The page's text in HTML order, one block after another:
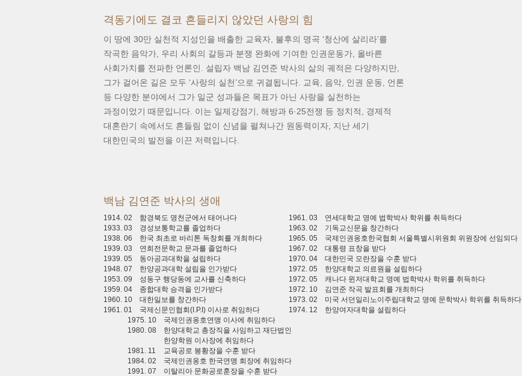
격동기에도 결코 흔들리지 않았던 사랑의 힘
이 땅에 30만 실천적 지성인을 배출한 교육자, 불후의 명곡 ‘청산에 살리라’를
작곡한 음악가, 우리 사회의 갈등과 분쟁 완화에 기여한 인권운동가, 올바른
사회가치를 전파한 언론인. 설립자 백남 김연준 박사의 삶의 궤적은 다양하지만,
그가 걸어온 길은 모두 ‘사랑의 실천’으로 귀결됩니다. 교육, 음악, 인권 운동, 언론
등 다양한 분야에서 그가 일군 성과들은 목표가 아닌 사랑을 실천하는
과정이었기 때문입니다. 이는 일제강점기, 해방과 6·25전쟁 등 정치적, 경제적
대혼란기 속에서도 흔들림 없이 신념을 펼쳐나간 원동력이자, 지난 세기
대한민국의 발전을 이끈 저력입니다.
백남 김연준 박사의 생애
1914. 02
함경북도 명천군에서 태어나다
1933. 03
경성보통학교를 졸업하다
1938. 06
한국 최초로 바리톤 독창회를 개최하다
1939. 03
연희전문학교 문과를 졸업하다
1939. 05
동아공과대학을 설립하다
1948. 07
한양공과대학 설립을 인가받다
1953. 09
성동구 행당동에 교사를 신축하다
1959. 04
종합대학 승격을 인가받다
1960. 10
대한일보를 창간하다
1961. 01
국제신문인협회(I.P.I) 이사로 취임하다
1961. 03
연세대학교 명예 법학박사 학위를 취득하다
1963. 02
기독교신문을 창간하다
1965. 05
국제인권옹호한국협회 서울특별시위원회 위원장에 선임되다
1967. 02
대통령 표창을 받다
1970. 04
대한민국 모란장을 수훈 받다
1972. 05
한양대학교 의료원을 설립하다
1972. 05
캐나다 윈저대학교 명예 법학박사 학위를 취득하다
1972. 10
김연준 작곡 발표회를 개최하다
1973. 02
미국 서던일리노이주립대학교 명예 문학박사 학위를 취득하다
1974. 12
한양여자대학을 설립하다
1975. 10
국제인권옹호연맹 이사에 취임하다
1980. 08
한양대학교 총장직을 사임하고 재단법인
한양학원 이사장에 취임하다
1981. 11
교육공로 봉황장을 수훈 받다
1984. 02
국제인권옹호 한국연맹 회장에 취임하다
1991. 07
이탈리아 문화공로훈장을 수훈 받다